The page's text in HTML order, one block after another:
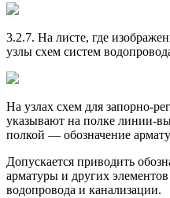
3.2.7. На листе, где
узлы схем систем
На узлах схем для запорно-
указывают на полке линии-
полкой — обозначение
Допускается приводить
арматуры и других
водопровода и канализации.